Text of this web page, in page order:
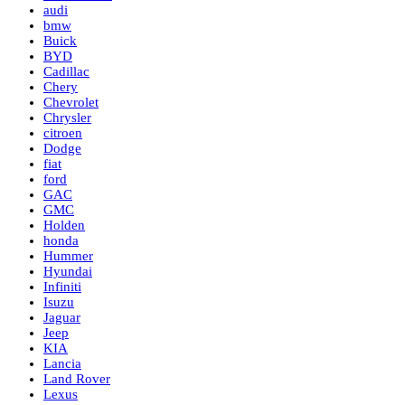
audi
bmw
Buick
BYD
Cadillac
Chery
Chevrolet
Chrysler
citroen
Dodge
fiat
ford
GAC
GMC
Holden
honda
Hummer
Hyundai
Infiniti
Isuzu
Jaguar
Jeep
KIA
Lancia
Land Rover
Lexus